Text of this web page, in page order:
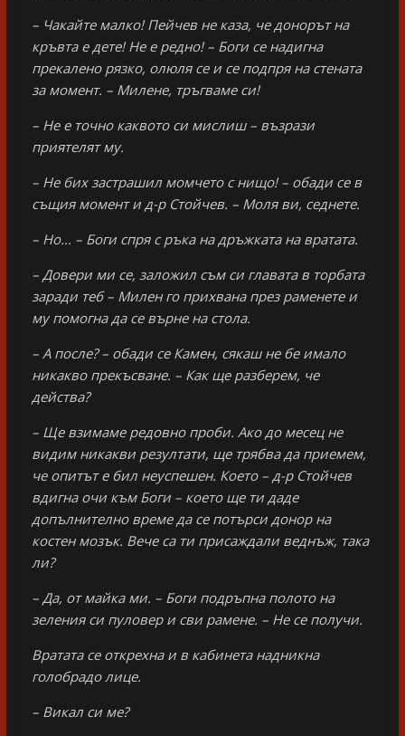
– Чакайте малко! Пейчев не каза, че донорът на
кръвта е дете! Не е редно! – Боги се надигна
прекалено рязко, олюля се и се подпря на стената
за момент. – Милене, тръгваме си!
– Не е точно каквото си мислиш – възрази
приятелят му.
– Не бих застрашил момчето с нищо! – обади се в
същия момент и д-р Стойчев. – Моля ви, седнете.
– Но… – Боги спря с ръка на дръжката на вратата.
– Довери ми се, заложил съм си главата в торбата
заради теб – Милен го прихвана през раменете и
му помогна да се върне на стола.
– А после? – обади се Камен, сякаш не бе имало
никакво прекъсване. – Как ще разберем, че
действа?
– Ще взимаме редовно проби. Ако до месец не
видим никакви резултати, ще трябва да приемем,
че опитът е бил неуспешен. Което – д-р Стойчев
вдигна очи към Боги – което ще ти даде
допълнително време да се потърси донор на
костен мозък. Вече са ти присаждали веднъж, така
ли?
– Да, от майка ми. – Боги подръпна полото на
зеления си пуловер и сви рамене. – Не се получи.
Вратата се открехна и в кабинета надникна
голобрадо лице.
– Викал си ме?